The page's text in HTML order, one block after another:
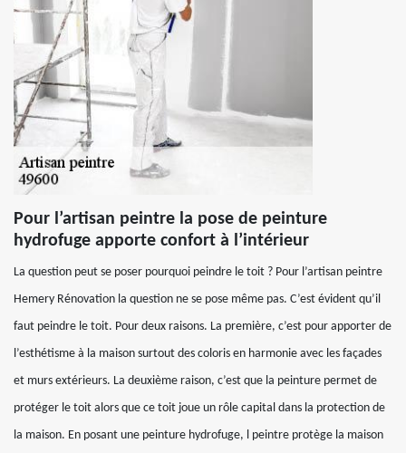
Pour l’artisan peintre la pose de peinture
hydrofuge apporte confort à l’intérieur
La question peut se poser pourquoi peindre le toit ? Pour l’artisan peintre
Hemery Rénovation la question ne se pose même pas. C’est évident qu’il
faut peindre le toit. Pour deux raisons. La première, c’est pour apporter de
l’esthétisme à la maison surtout des coloris en harmonie avec les façades
et murs extérieurs. La deuxième raison, c’est que la peinture permet de
protéger le toit alors que ce toit joue un rôle capital dans la protection de
la maison. En posant une peinture hydrofuge, l peintre protège la maison